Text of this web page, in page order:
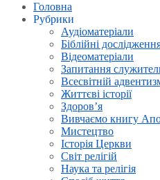
Головна
Рубрики
Аудіоматеріали
Біблійні
Відеоматеріали
Запитання
Всесвітній
Життєві історії
Здоров’я
Вивчаємо книгу
Мистецтво
Історія Церкви
Світ релігій
Наука та релігія